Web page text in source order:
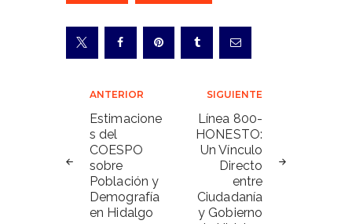
Navegación
de
entradas
ANTERIOR
Estimacione
s del
COESPO
sobre
Población y
Demografía
en Hidalgo
SIGUIENTE
Línea 800-
HONESTO:
Un Vínculo
Directo
entre
Ciudadanía
y Gobierno